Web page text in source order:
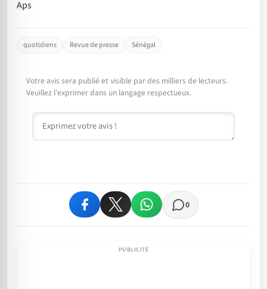
Aps
quotidiens Revue de presse Sénégal
Votre avis sera publié et visible par des milliers de lecteurs.
Veuillez l'exprimer dans un langage respectueux.
Commentaire
0